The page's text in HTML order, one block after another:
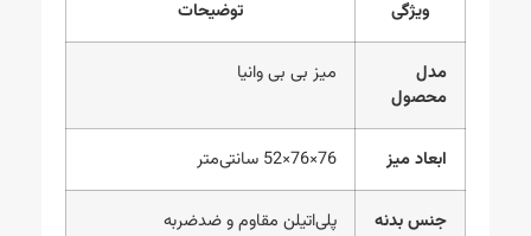
توضیحات
میز بی‌ بی وانیا
76×76×52 سانتی‌متر
جنس بدنه پلی‌اتیلن مقاوم و ضدضربه